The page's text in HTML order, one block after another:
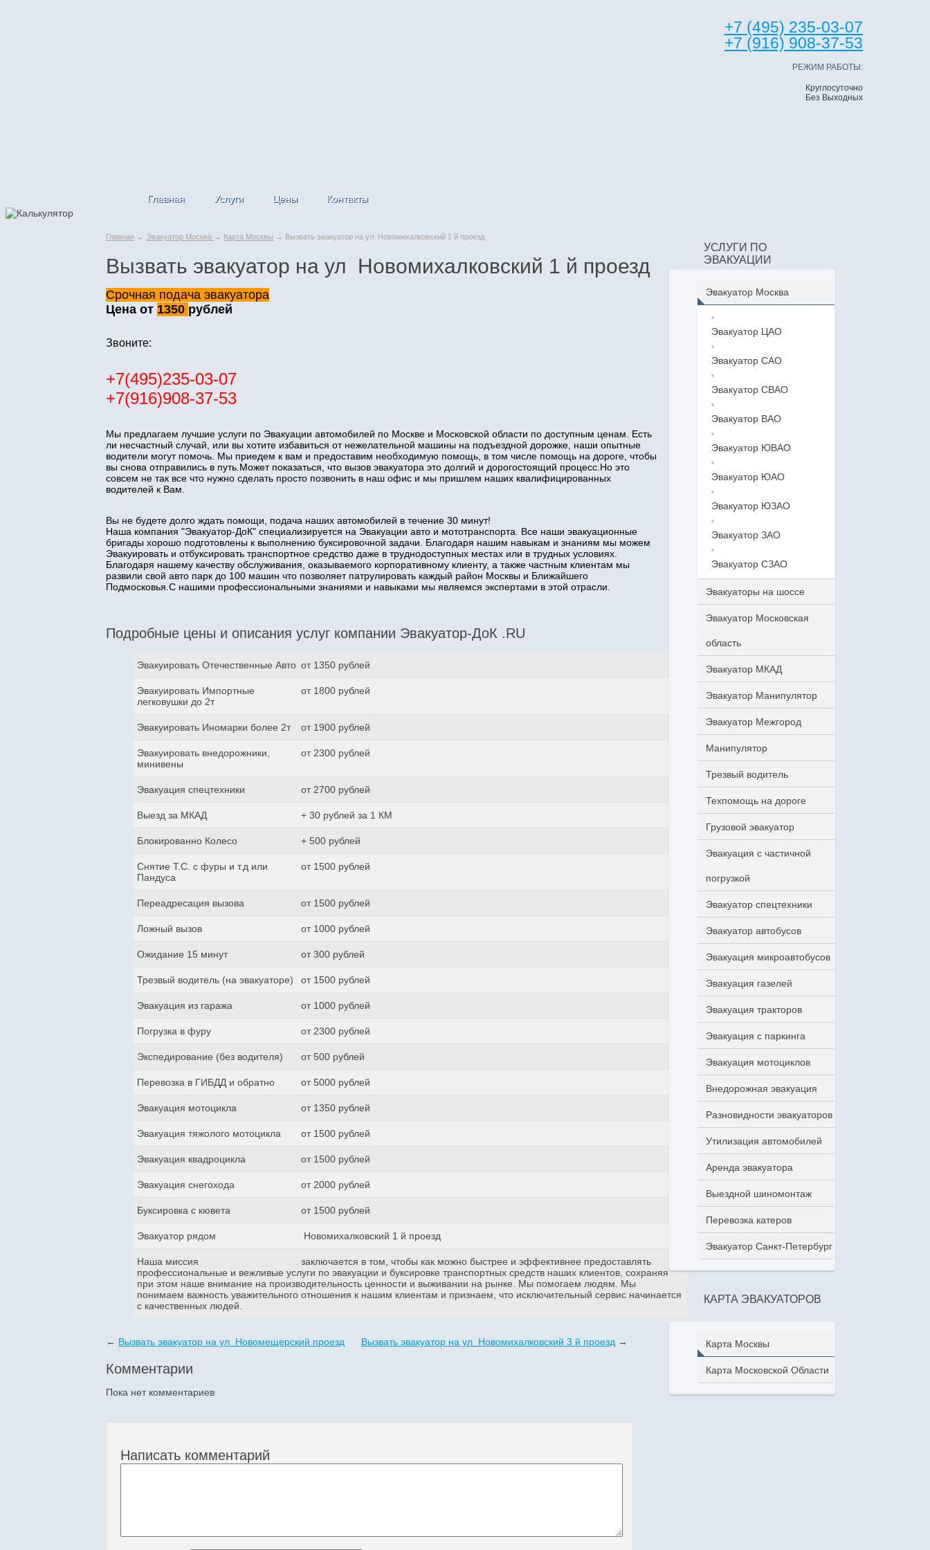
+7 (495) 235-03-07
+7 (916) 908-37-53
РЕЖИМ РАБОТЫ:
Круглосуточно
Без Выходных
Главная Услуги Цены Контакты
Главная → Эвакуатор Москва → Карта Москвы → Вызвать эвакуатор на ул Новомихалковский 1 й проезд
Вызвать эвакуатор на ул Новомихалковский 1 й проезд
Срочная подача эвакуатора
Цена от 1350 рублей
Звоните:
+7(495)235-03-07
+7(916)908-37-53
Мы предлагаем лучшие услуги по Эвакуации автомобилей по Москве и Московской области по доступным ценам. Есть
ли несчастный случай, или вы хотите избавиться от нежелательной машины на подъездной дорожке, наши опытные
водители могут помочь. Мы приедем к вам и предоставим необходимую помощь, в том числе помощь на дороге, чтобы
вы снова отправились в путь.Может показаться, что вызов эвакуатора это долгий и дорогостоящий процесс.Но это
совсем не так все что нужно сделать просто позвонить в наш офис и мы пришлем наших квалифицированных
водителей к Вам.
Вы не будете долго ждать помощи, подача наших автомобилей в течение 30 минут!
Наша компания "Эвакуатор-ДоК" специализируется на Эвакуации авто и мототранспорта. Все наши эвакуационные
бригады хорошо подготовлены к выполнению буксировочной задачи. Благодаря нашим навыкам и знаниям мы можем
Эвакуировать и отбуксировать транспортное средство даже в труднодоступных местах или в трудных условиях.
Благодаря нашему качеству обслуживания, оказываемого корпоративному клиенту, а также частным клиентам мы
развили свой авто парк до 100 машин что позволяет патрулировать каждый район Москвы и Ближайшего
Подмосковья.С нашими профессиональными знаниями и навыками мы являемся экспертами в этой отрасли.
Подробные цены и описания услуг компании Эвакуатор-ДоК .RU
Эвакуировать Отечественные Авто от 1350 рублей
Эвакуировать Импортные
легковушки до 2т
от 1800 рублей
Эвакуировать Иномарки более 2т от 1900 рублей
Эвакуировать внедорожники,
минивены
от 2300 рублей
Эвакуация спецтехники от 2700 рублей
Выезд за МКАД + 30 рублей за 1 КМ
Блокированно Колесо + 500 рублей
Снятие Т.С. с фуры и т.д или
Пандуса
от 1500 рублей
Переадресация вызова от 1500 рублей
Ложный вызов от 1000 рублей
Ожидание 15 минут от 300 рублей
Трезвый водитель (на эвакуаторе) от 1500 рублей
Эвакуация из гаража от 1000 рублей
Погрузка в фуру от 2300 рублей
Экспедирование (без водителя) от 500 рублей
Перевозка в ГИБДД и обратно от 5000 рублей
Эвакуация мотоцикла от 1350 рублей
Эвакуация тяжолого мотоцикла от 1500 рублей
Эвакуация квадроцикла от 1500 рублей
Эвакуация снегохода от 2000 рублей
Буксировка с кювета от 1500 рублей
Эвакуатор рядом Новомихалковский 1 й проезд
Наша миссия
заключается в том, чтобы как можно быстрее и эффективнее предоставлять
профессиональные и вежливые услуги по эвакуации и буксировке транспортных средств наших клиентов, сохраняя
при этом наше внимание на производительность ценности и выживании на рынке. Мы помогаем людям. Мы
понимаем важность уважительного отношения к нашим клиентам и признаем, что исключительный сервис начинается
с качественных людей.
← Вызвать эвакуатор на ул Новомещерский проезд Вызвать эвакуатор на ул Новомихалковский 3 й проезд →
Комментарии
Пока нет комментариев
Написать комментарий
УСЛУГИ ПО
ЭВАКУАЦИИ
Эвакуатор Москва
Эвакуатор ЦАО
Эвакуатор САО
Эвакуатор СВАО
Эвакуатор ВАО
Эвакуатор ЮВАО
Эвакуатор ЮАО
Эвакуатор ЮЗАО
Эвакуатор ЗАО
Эвакуатор СЗАО
Эвакуаторы на шоссе
Эвакуатор Московская
область
Эвакуатор МКАД
Эвакуатор Манипулятор
Эвакуатор Межгород
Манипулятор
Трезвый водитель
Техпомощь на дороге
Грузовой эвакуатор
Эвакуация с частичной
погрузкой
Эвакуатор спецтехники
Эвакуатор автобусов
Эвакуация микроавтобусов
Эвакуация газелей
Эвакуация тракторов
Эвакуация с паркинга
Эвакуация мотоциклов
Внедорожная эвакуация
Разновидности эвакуаторов
Утилизация автомобилей
Аренда эвакуатора
Выездной шиномонтаж
Перевозка катеров
Эвакуатор Санкт-Петербург
КАРТА ЭВАКУАТОРОВ
Карта Москвы
Карта Московской Области